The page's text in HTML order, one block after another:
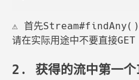
⚠️ 首先Stream#findAny()
请在实际用途中不要直接GET
2. 获得的流中第一